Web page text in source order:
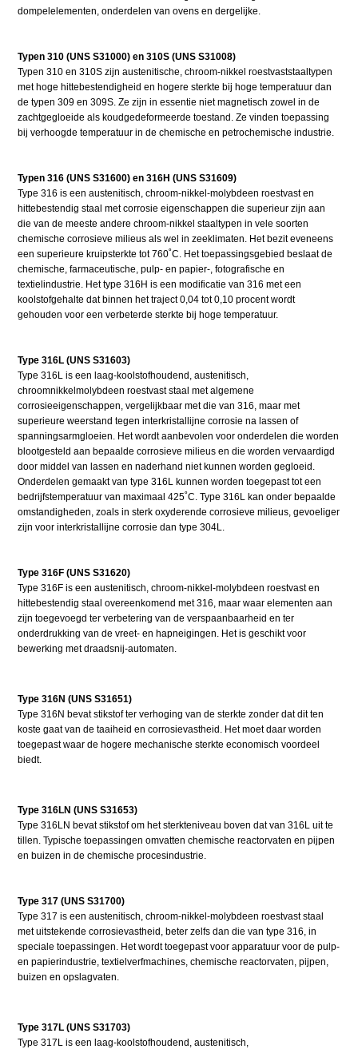
dompelelementen, onderdelen van ovens en dergelijke.
Typen 310 (UNS S31000) en 310S (UNS S31008)
Typen 310 en 310S zijn austenitische, chroom-nikkel roestvaststaaltypen
met hoge hittebestendigheid en hogere sterkte bij hoge temperatuur dan
de typen 309 en 309S. Ze zijn in essentie niet magnetisch zowel in de
zachtgegloeide als koudgedeformeerde toestand. Ze vinden toepassing
bij verhoogde temperatuur in de chemische en petrochemische industrie.
Typen 316 (UNS S31600) en 316H (UNS S31609)
Type 316 is een austenitisch, chroom-nikkel-molybdeen roestvast en
hittebestendig staal met corrosie eigenschappen die superieur zijn aan
die van de meeste andere chroom-nikkel staaltypen in vele soorten
chemische corrosieve milieus als wel in zeeklimaten. Het bezit eveneens
een superieure kruipsterkte tot 760˚C. Het toepassingsgebied beslaat de
chemische, farmaceutische, pulp- en papier-, fotografische en
textielindustrie. Het type 316H is een modificatie van 316 met een
koolstofgehalte dat binnen het traject 0,04 tot 0,10 procent wordt
gehouden voor een verbeterde sterkte bij hoge temperatuur.
Type 316L (UNS S31603)
Type 316L is een laag-koolstofhoudend, austenitisch,
chroomnikkelmolybdeen roestvast staal met algemene
corrosieeigenschappen, vergelijkbaar met die van 316, maar met
superieure weerstand tegen interkristallijne corrosie na lassen of
spanningsarmgloeien. Het wordt aanbevolen voor onderdelen die worden
blootgesteld aan bepaalde corrosieve milieus en die worden vervaardigd
door middel van lassen en naderhand niet kunnen worden gegloeid.
Onderdelen gemaakt van type 316L kunnen worden toegepast tot een
bedrijfstemperatuur van maximaal 425˚C. Type 316L kan onder bepaalde
omstandigheden, zoals in sterk oxyderende corrosieve milieus, gevoeliger
zijn voor interkristallijne corrosie dan type 304L.
Type 316F (UNS S31620)
Type 316F is een austenitisch, chroom-nikkel-molybdeen roestvast en
hittebestendig staal overeenkomend met 316, maar waar elementen aan
zijn toegevoegd ter verbetering van de verspaanbaarheid en ter
onderdrukking van de vreet- en hapneigingen. Het is geschikt voor
bewerking met draadsnij-automaten.
Type 316N (UNS S31651)
Type 316N bevat stikstof ter verhoging van de sterkte zonder dat dit ten
koste gaat van de taaiheid en corrosievastheid. Het moet daar worden
toegepast waar de hogere mechanische sterkte economisch voordeel
biedt.
Type 316LN (UNS S31653)
Type 316LN bevat stikstof om het sterkteniveau boven dat van 316L uit te
tillen. Typische toepassingen omvatten chemische reactorvaten en pijpen
en buizen in de chemische procesindustrie.
Type 317 (UNS S31700)
Type 317 is een austenitisch, chroom-nikkel-molybdeen roestvast staal
met uitstekende corrosievastheid, beter zelfs dan die van type 316, in
speciale toepassingen. Het wordt toegepast voor apparatuur voor de pulp-
en papierindustrie, textielverfmachines, chemische reactorvaten, pijpen,
buizen en opslagvaten.
Type 317L (UNS S31703)
Type 317L is een laag-koolstofhoudend, austenitisch,